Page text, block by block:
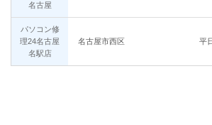
名古屋
パソコン修
理24名古屋
名駅店
名古屋市西区 平